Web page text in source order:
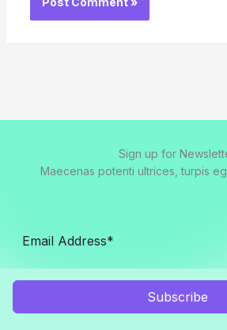
Sign up for
Maecenas potenti ultrices, turpis
Subscribe